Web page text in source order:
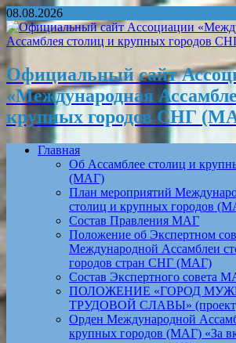
08.08.2026
Официальный сайт
«Международная
крупных городов СНГ
Главная
Об Ассамблее столиц и
(МАГ)
План мероприятий
столиц и крупных городов
Состав Правления МАГ
Положение об Экспертном
Международной Ассамблеи
городов стран СНГ (МАГ)
Состав Экспертного совета
ПОЛОЖЕНИЕ «ГОРОД
ТРУДОВОЙ СЛАВЫ»
Орден Международной
крупных городов (МАГ) «За